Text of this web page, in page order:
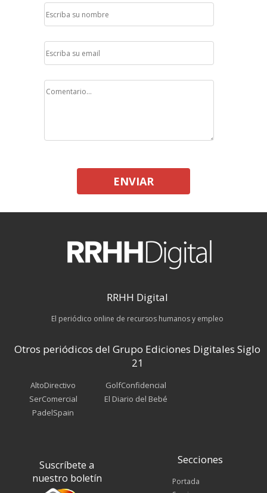
ENVIAR
RRHH Digital
El periódico online de recursos humanos y empleo
Otros periódicos del Grupo Ediciones Digitales Siglo
21
AltoDirectivo
SerComercial
PadelSpain
GolfConfidencial
El Diario del Bebé
Suscríbete a
nuestro boletín
Secciones
Portada